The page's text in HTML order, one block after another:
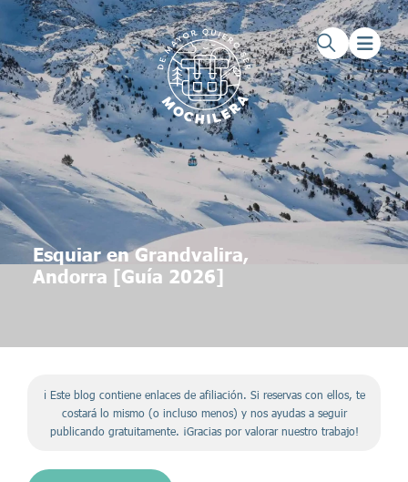
Saltar al contenido principal
Saltar al pie de página
Esquiar en Grandvalira,
Andorra [Guía 2026]
ℹ️ Este blog contiene enlaces de afiliación. Si reservas con ellos, te
costará lo mismo (o incluso menos) y nos ayudas a seguir
publicando gratuitamente. ¡Gracias por valorar nuestro trabajo!